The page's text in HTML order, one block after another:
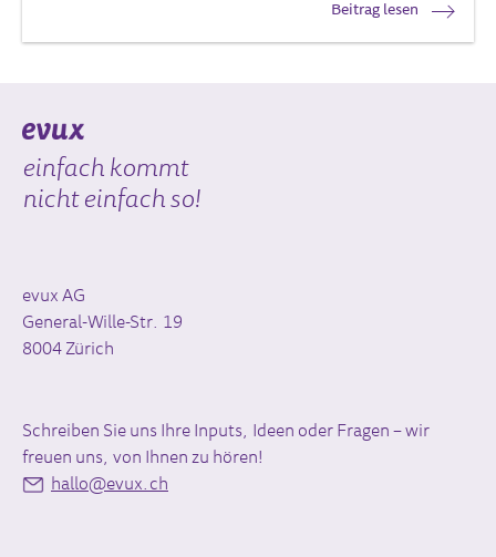
Beitrag lesen
einfach kommt
nicht einfach so!
evux AG
General-Wille-Str. 19
8004 Zürich
Schreiben Sie uns Ihre Inputs, Ideen oder Fragen – wir
freuen uns, von Ihnen zu hören!
hallo@evux.ch